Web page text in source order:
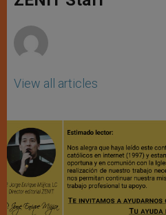
p e k
View all articles